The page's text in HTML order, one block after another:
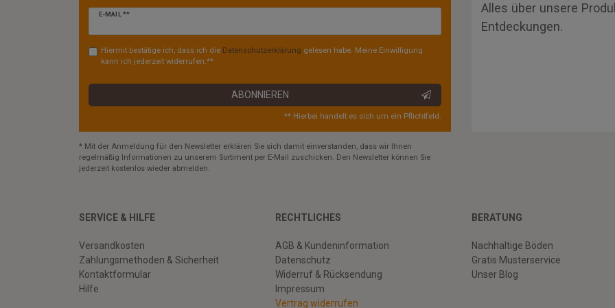
E-MAIL **
Newsletter
Hiermit bestätige ich, dass ich die Daten­schutz­erklärung gelesen habe. Meine Einwilligung
kann ich jederzeit widerrufen.**
ABONNIEREN
** Hierbei handelt es sich um ein Pflichtfeld.
Alles über unsere
Entdeckungen.
* Mit der Anmeldung für den Newsletter erklären Sie sich damit einverstanden, dass wir Ihnen
regelmäßig Informationen zu unserem Sortiment per E-Mail zuschicken. Den Newsletter können Sie
jederzeit kostenlos wieder abmelden.
SERVICE & HILFE
Versandkosten
Zahlungsmethoden & Sicherheit
Kontaktformular
Hilfe
RECHTLICHES
AGB & Kundeninformation
Datenschutz
Widerruf & Rücksendung
Impressum
Vertrag widerrufen
BERATUNG
Nachhaltige Böden
Gratis Musterservice
Unser Blog